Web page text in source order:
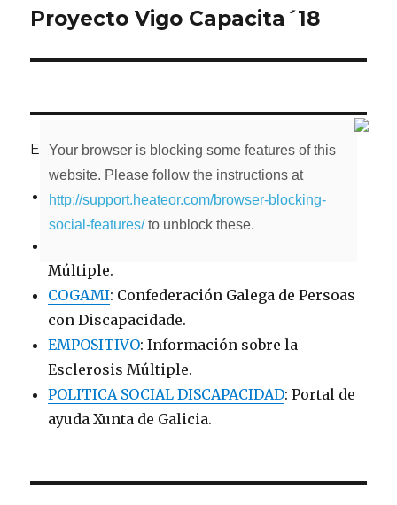
Entrada
Proyecto Vigo Capacita´18
ENLACES DE INTERÉS
AEDEM: Asociación Española de Escleroris
Múltiple.
Múltiple.
COGAMI: Confederación Galega de Persoas
con Discapacidade.
EMPOSITIVO: Información sobre la
Esclerosis Múltiple.
POLITICA SOCIAL DISCAPACIDAD: Portal de
ayuda Xunta de Galicia.
Your browser is blocking some features of this
website. Please follow the instructions at
http://support.heateor.com/browser-blocking-
social-features/to unblock these.